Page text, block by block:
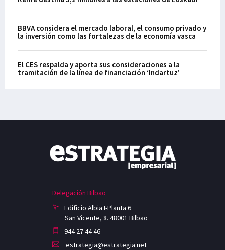
BBVA considera el mercado laboral, el consumo privado y
la inversión como las fortalezas de la economía vasca
El CES respalda y aporta sus consideraciones a la
tramitación de la línea de financiación ‘Indartuz’
Delegación Bilbao
Edificio Albia I-Planta 6
San Vicente, 8. 48001 Bilbao
944 27 44 46
estrategia@estrategia.net